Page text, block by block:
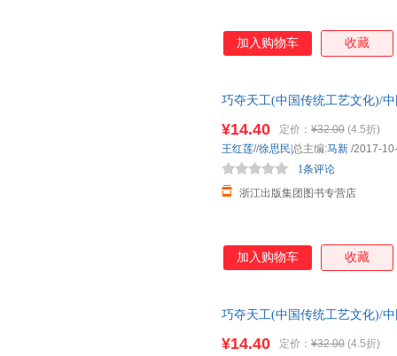
加入购物车 收藏
巧夺天工(中国传统工艺文化)/
¥14.40 定价： ¥32.00 (4.5折)
浙江出版集团图书专营店
1条评论
王红莲//徐思民| 总主编:马新 /2017-
加入购物车 收藏
巧夺天工(中国传统工艺文化)/
¥14.40 定价： ¥32.00 (4.5折)